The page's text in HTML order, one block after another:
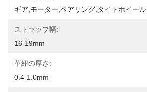
ギア,モーター,ベアリング,タイトホイール
ストラップ幅:
16-19mm
革紐の厚さ:
0.4-1.0mm